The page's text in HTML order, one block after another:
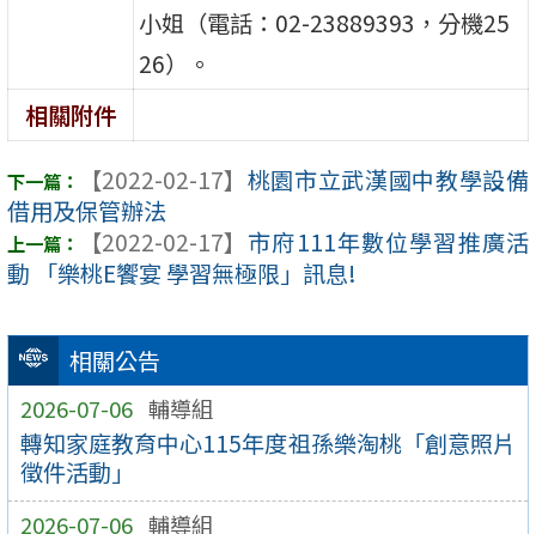
相關公告
2026-07-06 輔導組
轉知家庭教育中心115年度祖孫樂淘桃「創意照片
徵件活動」
2026-07-06 輔導組
小姐（電話：02-23889393，分機25
26）。
相關附件
【2022-02-17】 桃園市立武漢國中教學設備
借用及保管辦法
【2022-02-17】 市府111年數位學習推廣活
動 「樂桃E饗宴 學習無極限」訊息!